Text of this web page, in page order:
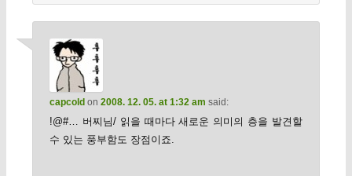
capcold on 2008. 12. 05. at 1:32 am said:
!@#… 버찌님/ 읽을 때마다 새로운 의미의 층을 발견할
수 있는 풍부함도 장점이죠.